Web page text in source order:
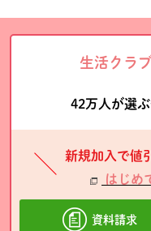
生活クラ
42万人が選
新規加入で値
はじめ
資料請求